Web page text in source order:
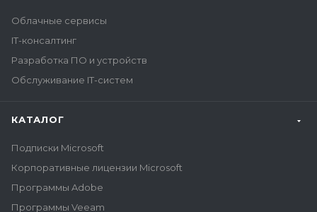
Облачные сервисы
IT-консалтинг
Разработка ПО и устройств
Обслуживание IT-систем
КАТАЛОГ
Подписки Microsoft
Корпоративные лицензии Microsoft
Программы Adobe
Программы Veeam